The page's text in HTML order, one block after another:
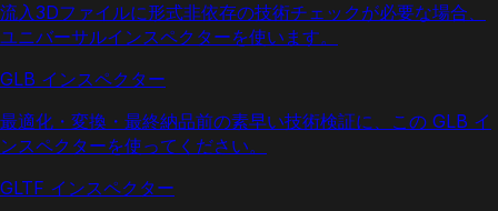
流入3Dファイルに形式非依存の技術チェックが必要な場合、
ユニバーサルインスペクターを使います。
GLB インスペクター
最適化・変換・最終納品前の素早い技術検証に、この GLB イ
ンスペクターを使ってください。
GLTF インスペクター